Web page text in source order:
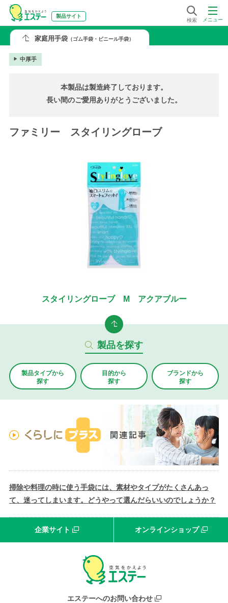
メニュー
検索
製品サイト
家庭用手袋（ゴム手袋・ビニール手袋）
中厚手
本製品は製造終了しております。
長い間のご愛用ありがとうございました。
ファミリー スタイリングローブ
スタイリングローブ M アクアブルー
製品を探す
製品タイプから
探す
目的から
探す
ブランドから
探す
掃除や料理の時に使う手袋には、素材やタイプがたくさんあっ
て、迷ってしまいます。どうやって選んだらいいのでしょうか？
企業サイト オンラインショップ
エステーへのお問い合わせ